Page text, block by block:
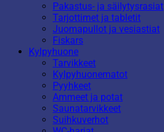
Pakastus- ja säilytysrasiat
Tarjottimet ja tabletit
Juomapullot ja vesiastiat
Fiskars
Kylpyhuone
Tarvikkeet
Kylpyhuonematot
Pyyhkeet
Ammeet ja potat
Saunatarvikkeet
Suihkuverhot